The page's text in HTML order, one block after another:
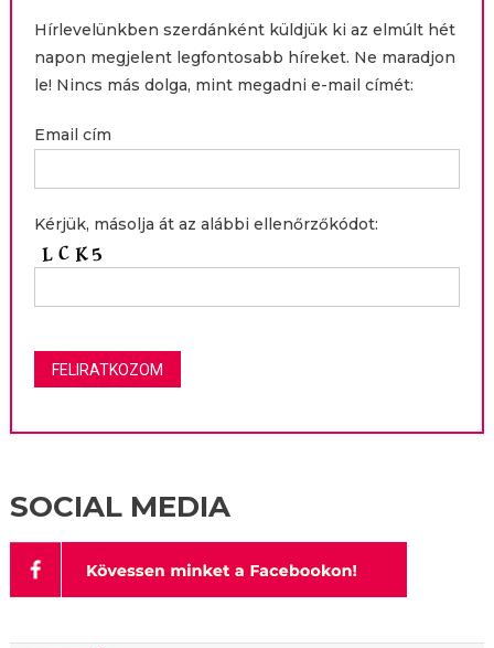
Hírlevelünkben szerdánként küldjük ki az elmúlt hét
napon megjelent legfontosabb híreket. Ne maradjon
le! Nincs más dolga, mint megadni e-mail címét:
Email cím
Kérjük, másolja át az alábbi ellenőrzőkódot:
SOCIAL MEDIA